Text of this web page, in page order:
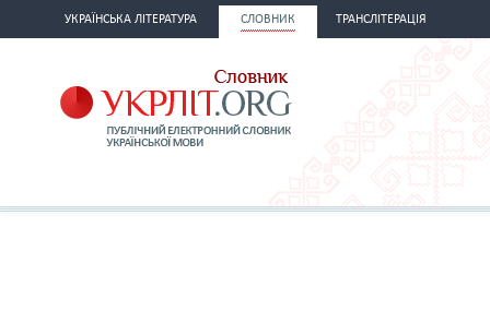
УКРАЇНСЬКА ЛІТЕРАТУРА СЛОВНИК ТРАНСЛІТЕРАЦІЯ